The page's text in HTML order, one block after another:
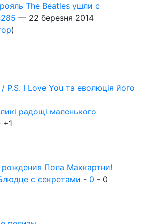
The Beatles ушли с
— 22 березня 2014
)
P.S. I Love You та еволюція його
радощі маленького
+1
рождения Пола Маккартни!
с секретами - 0 - 0